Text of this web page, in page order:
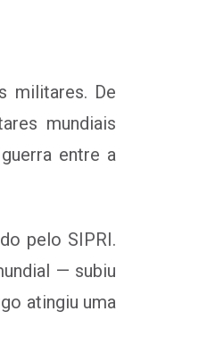
militares. De
mundiais
entre a
pelo SIPRI.
— subiu
atingiu uma